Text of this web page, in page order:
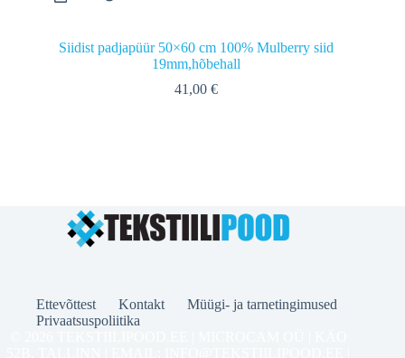
Siidist padjapüür 50×60 cm 100% Mulberry siid
19mm,hõbehall
41,00€
Ettevõttest Kontakt
Müügi- ja tarnetingimused
Privaatsuspoliitika